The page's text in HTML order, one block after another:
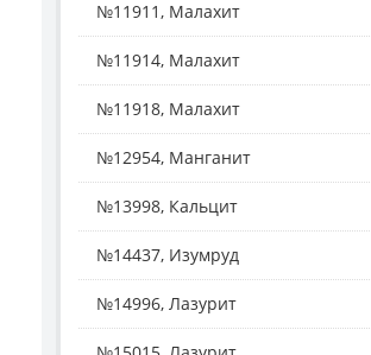
№11911, Малахит
№11914, Малахит
№11918, Малахит
№12954, Манганит
№13998, Кальцит
№14437, Изумруд
№14996, Лазурит